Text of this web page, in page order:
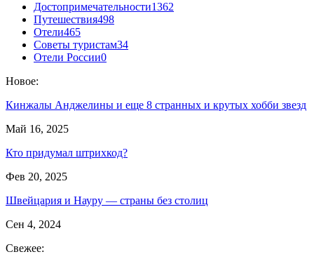
Достопримечательности1362
Путешествия498
Отели465
Советы туристам34
Отели России0
Новое:
Кинжалы Анджелины и еще 8 странных и крутых хобби звезд
Май 16, 2025
Кто придумал штрихкод?
Фев 20, 2025
Швейцария и Науру — страны без столиц
Сен 4, 2024
Свежее: